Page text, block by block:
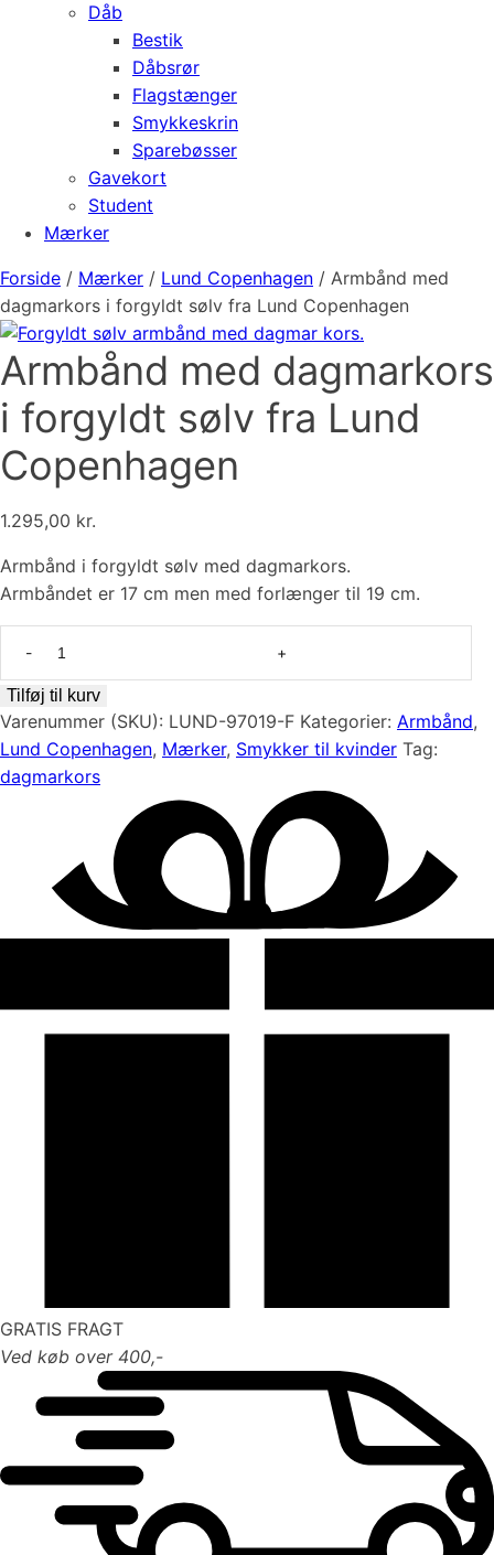
Dåb
Bestik
Dåbsrør
Flagstænger
Smykkeskrin
Sparebøsser
Gavekort
Student
Mærker
Forside / Mærker / Lund Copenhagen / Armbånd med
dagmarkors i forgyldt sølv fra Lund Copenhagen
Armbånd med dagmarkors
i forgyldt sølv fra Lund
Copenhagen
1.295,00 kr.
Armbånd i forgyldt sølv med dagmarkors.
Armbåndet er 17 cm men med forlænger til 19 cm.
dagmarkors
i
forgyldt
sølv
Copenhagen
Tilføj til kurv
Varenummer (SKU): LUND-97019-F Kategorier: Armbånd,
Lund Copenhagen, Mærker, Smykker til kvinder Tag:
dagmarkors
GRATIS FRAGT
Ved køb over 400,-